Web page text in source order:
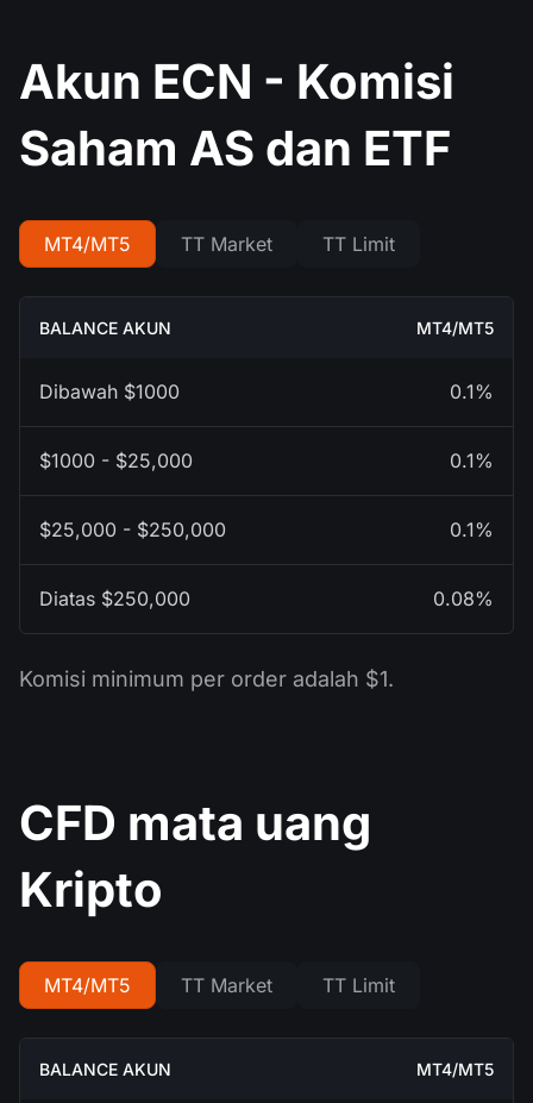
Akun ECN - Komisi
Saham AS dan ETF
MT4/MT5 TT Market TT Limit
MT4/MT5
0.1%
0.1%
0.1%
0.08%
Komisi minimum per order adalah $1.
CFD mata uang
Kripto
MT4/MT5 TT Market TT Limit
MT4/MT5